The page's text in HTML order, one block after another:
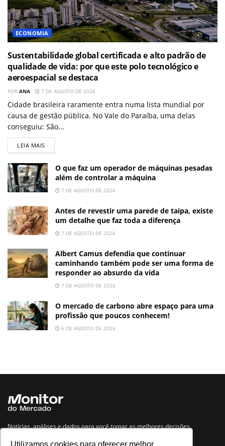
ECONOMIA
Sustentabilidade global certificada e alto padrão de
qualidade de vida: por que este polo tecnológico e
aeroespacial se destaca
POR ANA 7 DE AGOSTO DE 2026
Cidade brasileira raramente entra numa lista mundial por
causa de gestão pública. No Vale do Paraíba, uma delas
conseguiu: São...
LEIA MAIS
O que faz um operador de máquinas pesadas
além de controlar a máquina
7 DE AGOSTO DE 2026
Antes de revestir uma parede de taipa, existe
um detalhe que faz toda a diferença
7 DE AGOSTO DE 2026
Albert Camus defendia que continuar
caminhando também pode ser uma forma de
responder ao absurdo da vida
7 DE AGOSTO DE 2026
O mercado de carbono abre espaço para uma
profissão que poucos conhecem!
6 DE AGOSTO DE 2026
Notícias, análises e dados para você tomar as melhores decisões.